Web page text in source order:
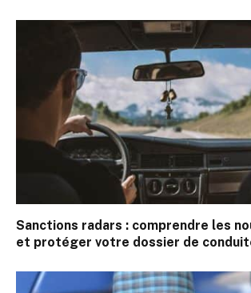
Sanctions radars : comprendre les
et protéger votre dossier de